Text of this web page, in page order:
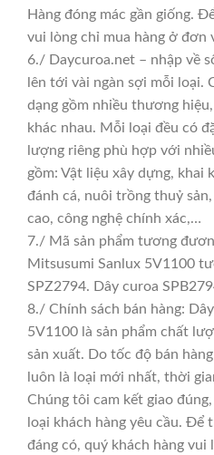
Hàng đóng mác gần giống.
vui lòng chỉ mua hàng ở đơn
6./ Daycuroa.net – nhập về
lên tới vài ngàn sợi mỗi loại.
dạng gồm nhiều thương
khác nhau. Mỗi loại đều có
lượng riêng phù hợp với
gồm: Vật liệu xây dựng, khai
đánh cá, nuôi trồng thuỷ
cao, công nghệ chính xác,…
7./ Mã sản phẩm tương
Mitsusumi Sanlux 5V1100
SPZ2794. Dây curoa
8./ Chính sách bán hàng:
5V1100 là sản phẩm chất
sản xuất. Do tốc độ bán
luôn là loại mới nhất, thời
Chúng tôi cam kết giao
loại khách hàng yêu cầu. Để
đáng có, quý khách hàng